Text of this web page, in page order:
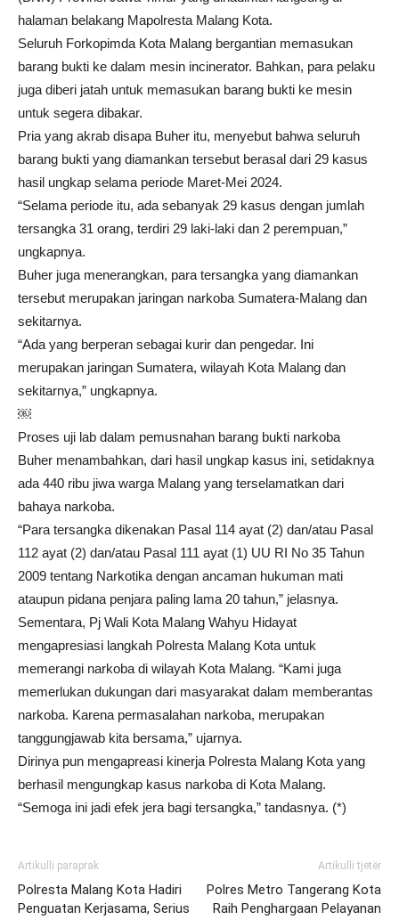
halaman belakang Mapolresta Malang Kota.
Seluruh Forkopimda Kota Malang bergantian memasukan
barang bukti ke dalam mesin incinerator. Bahkan, para pelaku
juga diberi jatah untuk memasukan barang bukti ke mesin
untuk segera dibakar.
Pria yang akrab disapa Buher itu, menyebut bahwa seluruh
barang bukti yang diamankan tersebut berasal dari 29 kasus
hasil ungkap selama periode Maret-Mei 2024.
“Selama periode itu, ada sebanyak 29 kasus dengan jumlah
tersangka 31 orang, terdiri 29 laki-laki dan 2 perempuan,”
ungkapnya.
Buher juga menerangkan, para tersangka yang diamankan
tersebut merupakan jaringan narkoba Sumatera-Malang dan
sekitarnya.
“Ada yang berperan sebagai kurir dan pengedar. Ini
merupakan jaringan Sumatera, wilayah Kota Malang dan
sekitarnya,” ungkapnya.
￼
Proses uji lab dalam pemusnahan barang bukti narkoba
Buher menambahkan, dari hasil ungkap kasus ini, setidaknya
ada 440 ribu jiwa warga Malang yang terselamatkan dari
bahaya narkoba.
“Para tersangka dikenakan Pasal 114 ayat (2) dan/atau Pasal
112 ayat (2) dan/atau Pasal 111 ayat (1) UU RI No 35 Tahun
2009 tentang Narkotika dengan ancaman hukuman mati
ataupun pidana penjara paling lama 20 tahun,” jelasnya.
Sementara, Pj Wali Kota Malang Wahyu Hidayat
mengapresiasi langkah Polresta Malang Kota untuk
memerangi narkoba di wilayah Kota Malang. “Kami juga
memerlukan dukungan dari masyarakat dalam memberantas
narkoba. Karena permasalahan narkoba, merupakan
tanggungjawab kita bersama,” ujarnya.
Dirinya pun mengapreasi kinerja Polresta Malang Kota yang
berhasil mengungkap kasus narkoba di Kota Malang.
“Semoga ini jadi efek jera bagi tersangka,” tandasnya. (*)
Artikulli paraprak
Polresta Malang Kota Hadiri
Penguatan Kerjasama, Serius
Artikulli tjetër
Polres Metro Tangerang Kota
Raih Penghargaan Pelayanan